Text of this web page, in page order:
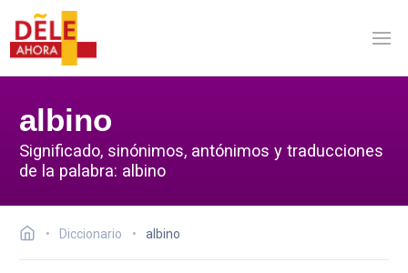
albino
Significado, sinónimos, antónimos y traducciones
de la palabra: albino
Diccionario albino